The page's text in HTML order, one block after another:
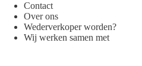
Contact
Over ons
Wederverkoper worden?
Wij werken samen met